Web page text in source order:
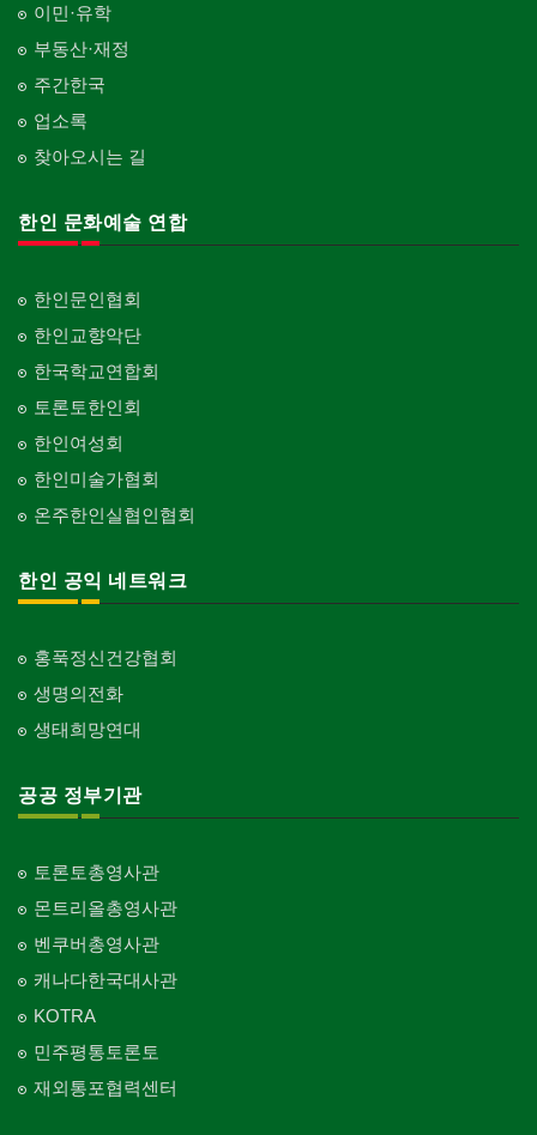
이민·유학
부동산·재정
주간한국
업소록
찾아오시는 길
한인 문화예술 연합
한인문인협회
한인교향악단
한국학교연합회
토론토한인회
한인여성회
한인미술가협회
온주한인실협인협회
한인 공익 네트워크
홍푹정신건강협회
생명의전화
생태희망연대
공공 정부기관
토론토총영사관
몬트리올총영사관
벤쿠버총영사관
캐나다한국대사관
KOTRA
민주평통토론토
재외통포협력센터